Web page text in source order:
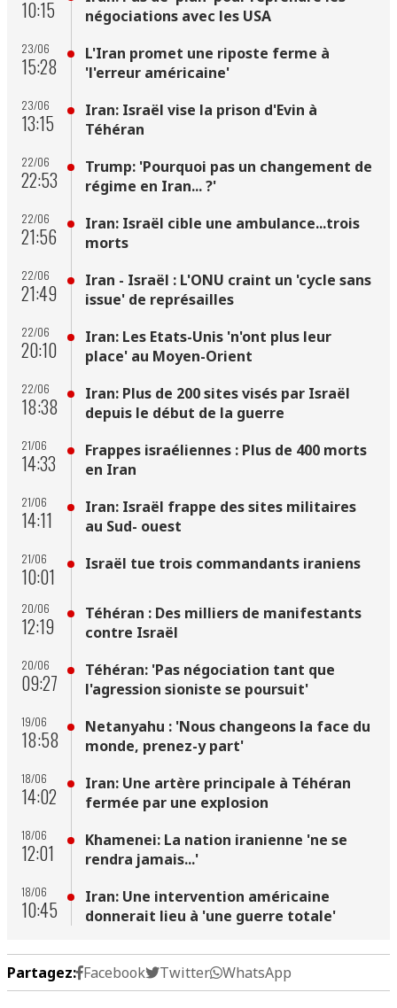
10:15
négociations avec les USA
23/06
15:28
L'Iran promet une riposte ferme à
'l'erreur américaine'
23/06
13:15
Iran: Israël vise la prison d'Evin à
Téhéran
22/06
22:53
Trump: 'Pourquoi pas un changement de
régime en Iran... ?'
22/06
21:56
Iran: Israël cible une ambulance...trois
morts
22/06
21:49
Iran - Israël : L'ONU craint un 'cycle sans
issue' de représailles
22/06
20:10
Iran: Les Etats-Unis 'n'ont plus leur
place' au Moyen-Orient
22/06
18:38
Iran: Plus de 200 sites visés par Israël
depuis le début de la guerre
21/06
14:33
Frappes israéliennes : Plus de 400 morts
en Iran
21/06
14:11
Iran: Israël frappe des sites militaires
au Sud- ouest
21/06
10:01 Israël tue trois commandants iraniens
20/06
12:19
Téhéran : Des milliers de manifestants
contre Israël
20/06
09:27
Téhéran: 'Pas négociation tant que
l'agression sioniste se poursuit'
19/06
18:58
Netanyahu : 'Nous changeons la face du
monde, prenez-y part'
18/06
14:02
Iran: Une artère principale à Téhéran
fermée par une explosion
18/06
12:01
Khamenei: La nation iranienne 'ne se
rendra jamais...'
18/06
10:45
Iran: Une intervention américaine
donnerait lieu à 'une guerre totale'
Partagez: Facebook Twitter WhatsApp